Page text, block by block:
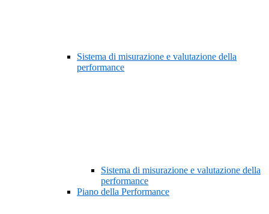
Sistema di misurazione e valutazione della
performance
Sistema di misurazione e valutazione della
performance
Piano della Performance